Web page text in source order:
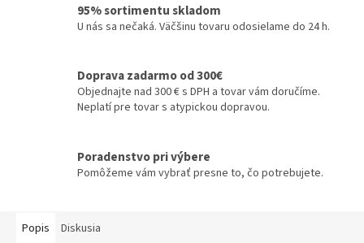
95% sortimentu skladom
U nás sa nečaká. Väčšinu tovaru odosielame do 24 h.
Doprava zadarmo od 300€
Objednajte nad 300 € s DPH a tovar vám doručíme.
Neplatí pre tovar s atypickou dopravou.
Poradenstvo pri výbere
Pomôžeme vám vybrať presne to, čo potrebujete.
Popis Diskusia